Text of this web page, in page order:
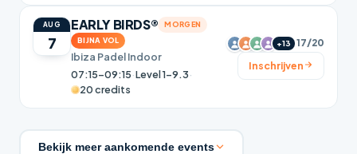
AUG
7
EARLY BIRDS®
MORGEN
BIJNA VOL
Ibiza Padel Indoor
07:15–09:15·Level 1-9.3·
20 credits
+13 17/20
Inschrijven
Bekijk meer aankomende events